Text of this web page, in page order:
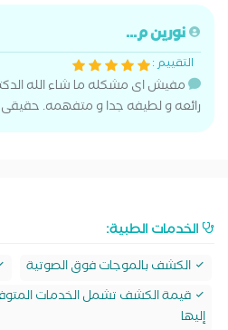
نورين م...
التقييم :
رائعه و لطيفه جدا و متفهمه. حقيقى
الخدمات الطبية:
الكشف بالموجات فوق الصوتية
قيمة الكشف تشمل الخدمات
إليها